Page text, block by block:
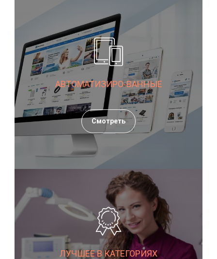
АВТОМАТИЗИРО-ВАННЫЕ
Смотреть
ЛУЧШЕЕ В КАТЕГОРИЯХ